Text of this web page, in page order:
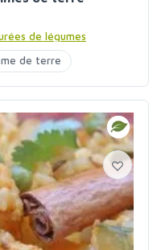
de légumes
de terre